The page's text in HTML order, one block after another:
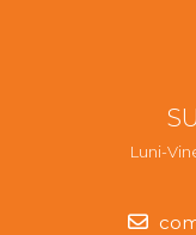
Luni-